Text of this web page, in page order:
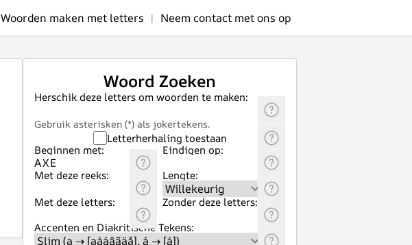
Woorden maken met letters | Neem contact met ons op
Woord Zoeken
Herschik deze letters om woorden te maken:
Gebruik asterisken (*) als jokertekens.
Letterherhaling toestaan
Beginnen met:
Eindigen op:
Met deze reeks:
Lengte:
Met deze letters:
Zonder deze letters:
Accenten en Diakritische Tekens: